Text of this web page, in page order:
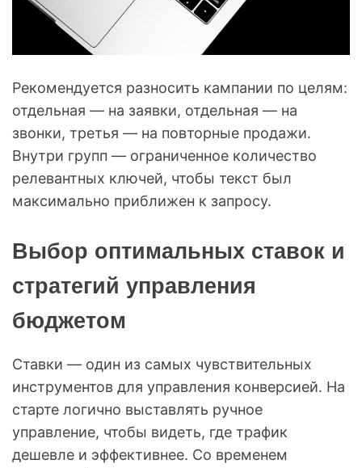
Рекомендуется разносить кампании по целям:
отдельная — на заявки, отдельная — на
звонки, третья — на повторные продажи.
Внутри групп — ограниченное количество
релевантных ключей, чтобы текст был
максимально приближен к запросу.
Выбор оптимальных ставок и
стратегий управления
бюджетом
Ставки — один из самых чувствительных
инструментов для управления конверсией. На
старте логично выставлять ручное
управление, чтобы видеть, где трафик
дешевле и эффективнее. Со временем